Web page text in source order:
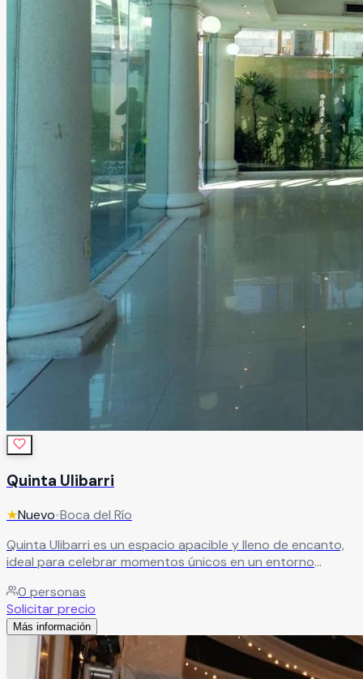
Quinta Ulibarri
★Nuevo•Boca del Río
Quinta Ulibarri es un espacio apacible y lleno de encanto,
ideal para celebrar momentos únicos en un entorno
atractiva alberca, crea el escenario perfecto para una
boda inolvidable.
0 personas
Solicitar precio
Más información